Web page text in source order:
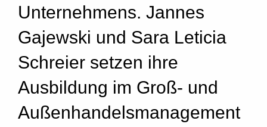
Unternehmens. Jannes
Gajewski und Sara Leticia
Schreier setzen ihre
Ausbildung im Groß- und
Außenhandelsmanagement